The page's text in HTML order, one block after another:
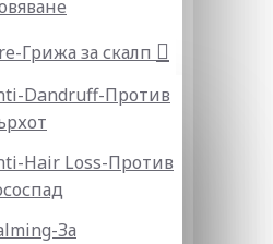
Грижа за скалп
Dandruff-Против
Hair Loss-Против
За